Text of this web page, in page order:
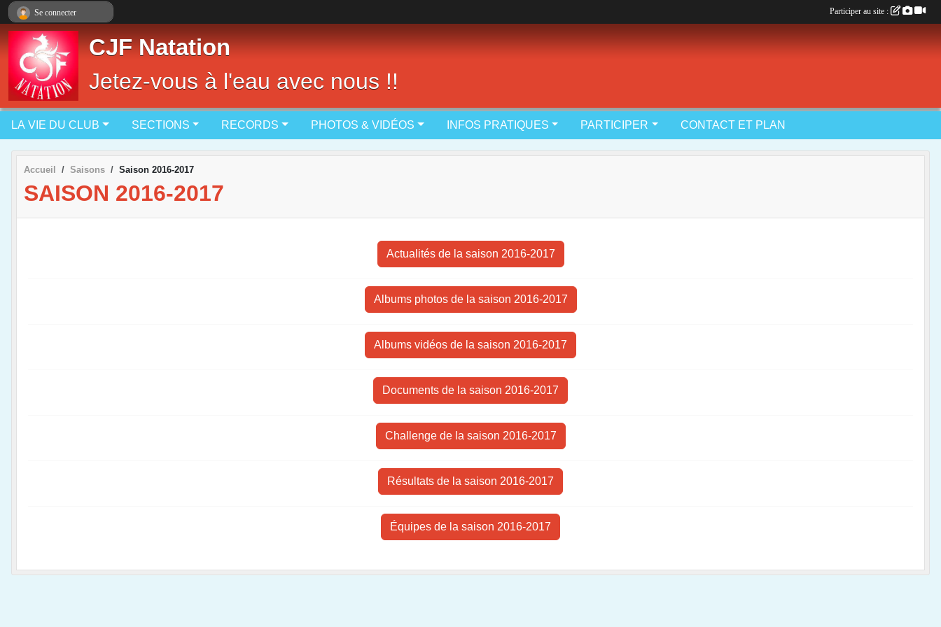
CJF Natation
Jetez-vous à l'eau avec nous !!
LA VIE DU CLUB SECTIONS RECORDS PHOTOS & VIDÉOS INFOS PRATIQUES PARTICIPER CONTACT ET PLAN
Accueil Saisons Saison 2016-2017
SAISON 2016-2017
Actualités de la saison 2016-2017
Albums photos de la saison 2016-2017
Albums vidéos de la saison 2016-2017
Documents de la saison 2016-2017
Challenge de la saison 2016-2017
Résultats de la saison 2016-2017
Équipes de la saison 2016-2017
Se connecter Participer au site :
Panneau de gestion des cookies